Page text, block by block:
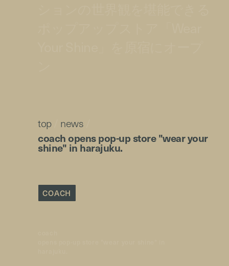
top/ news
coach opens pop-up store "wear your
shine" in harajuku.
COACH